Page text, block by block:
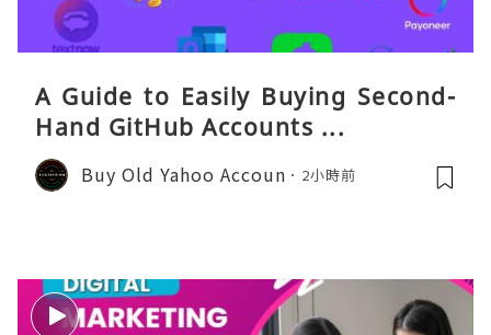
A Guide to Easily Buying Second-
Hand GitHub Accounts ...
Buy Old Yahoo Accoun 2小時前